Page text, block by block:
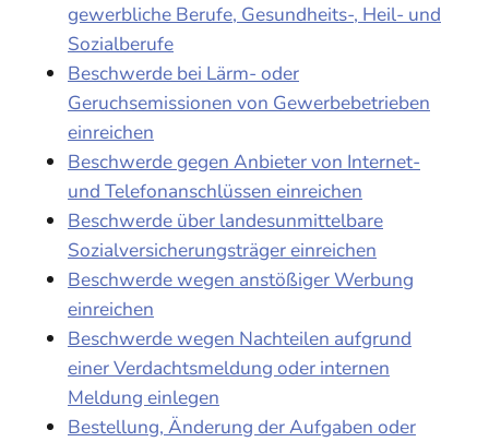
gewerbliche Berufe, Gesundheits-, Heil- und
Sozialberufe
Beschwerde bei Lärm- oder
Geruchsemissionen von Gewerbebetrieben
einreichen
Beschwerde gegen Anbieter von Internet-
und Telefonanschlüssen einreichen
Beschwerde über landesunmittelbare
Sozialversicherungsträger einreichen
Beschwerde wegen anstößiger Werbung
einreichen
Beschwerde wegen Nachteilen aufgrund
einer Verdachtsmeldung oder internen
Meldung einlegen
Bestellung, Änderung der Aufgaben oder